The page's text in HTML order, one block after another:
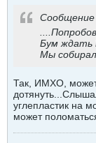
Бум
Мы
Так, ИМХО,
углепластик на
может